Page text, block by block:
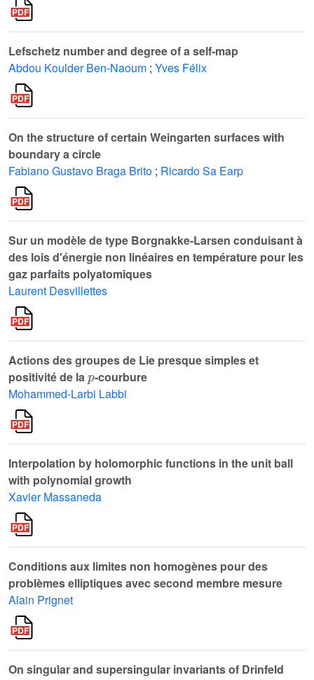
Lefschetz number and degree of a self-map
Abdou Koulder Ben-Naoum ; Yves Félix
On the structure of certain Weingarten surfaces with
boundary a circle
Fabiano Gustavo Braga Brito ; Ricardo Sa Earp
Sur un modèle de type Borgnakke-Larsen conduisant à
des lois d'énergie non linéaires en température pour les
gaz parfaits polyatomiques
Laurent Desvillettes
Actions des groupes de Lie presque simples et
positivité de la
p
-courbure
Mohammed-Larbi Labbi
Interpolation by holomorphic functions in the unit ball
with polynomial growth
Xavier Massaneda
Conditions aux limites non homogènes pour des
problèmes elliptiques avec second membre mesure
Alain Prignet
On singular and supersingular invariants of Drinfeld